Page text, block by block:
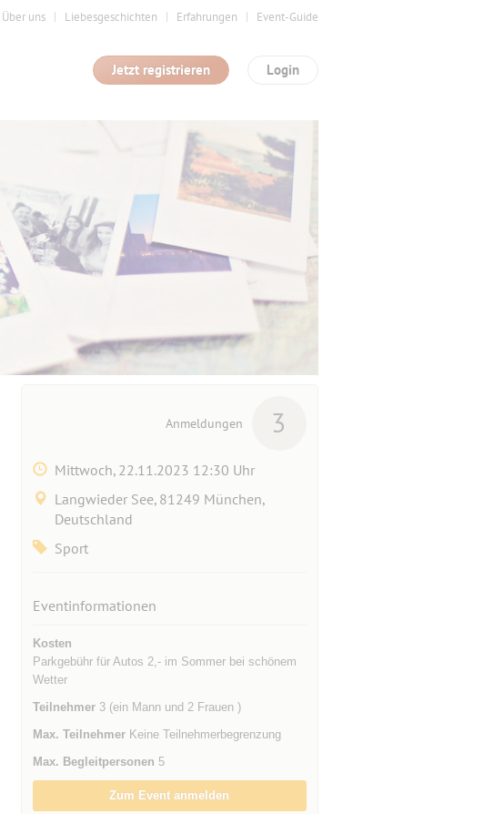
Über uns Liebesgeschichten Erfahrungen Event-Guide
Login
Jetzt registrieren
Anmeldungen 3
Mittwoch, 22.11.2023 12:30 Uhr
Langwieder See, 81249 München,
Deutschland
Sport
Eventinformationen
Kosten
Parkgebühr für Autos 2,- im Sommer bei schönem
Wetter
Teilnehmer3 (ein Mann und 2 Frauen )
Max. TeilnehmerKeine Teilnehmerbegrenzung
Max. Begleitpersonen 5
Zum Event anmelden